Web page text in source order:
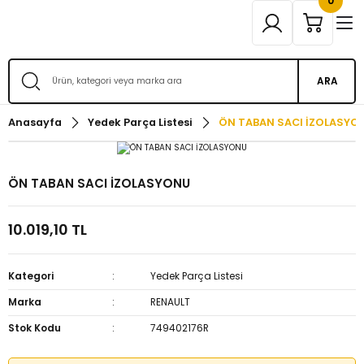
ARA
Anasayfa Yedek Parça Listesi ÖN TABAN SACI
ÖN TABAN SACI İZOLASYONU
10.019,10 TL
Kategori
Yedek Parça Listesi
Marka
RENAULT
Stok Kodu
749402176R